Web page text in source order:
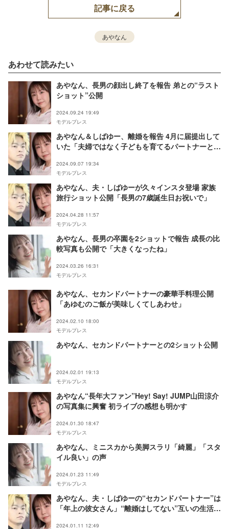
記事に戻る
あやなん
あわせて読みたい
あやなん、長男の顔出し終了を報告 弟との“ラスト
ショット”公開
2024.09.24 19:49
モデルプレス
あやなん＆しばゆー、離婚を報告 4月に届提出して
いた「夫婦ではなく子どもを育てるパートナーとし
2024.09.07 19:34
モデルプレス
あやなん、夫・しばゆーが久々インスタ登場 家族
旅行ショット公開「長男の7歳誕生日お祝いで」
2024.04.28 11:57
モデルプレス
あやなん、長男の卒園を2ショットで報告 成長の比
較写真も公開で「大きくなったね」
2024.03.26 16:31
モデルプレス
あやなん、セカンドパートナーの豪華手料理公開
「あゆむのご飯が美味しくてしあわせ」
2024.02.10 18:00
モデルプレス
あやなん、セカンドパートナーとの2ショット公開
2024.02.01 19:13
モデルプレス
あやなん“長年大ファン”Hey! Say! JUMP山田涼介
の写真集に興奮 初ライブの感想も明かす
2024.01.30 18:47
モデルプレス
あやなん、ミニスカから美脚スラリ「綺麗」「スタ
イル良い」の声
2024.01.23 11:49
モデルプレス
あやなん、夫・しばゆーの“セカンドパートナー”は
「年上の彼女さん」“離婚はしてない”互いの生活に
2024.01.11 12:49